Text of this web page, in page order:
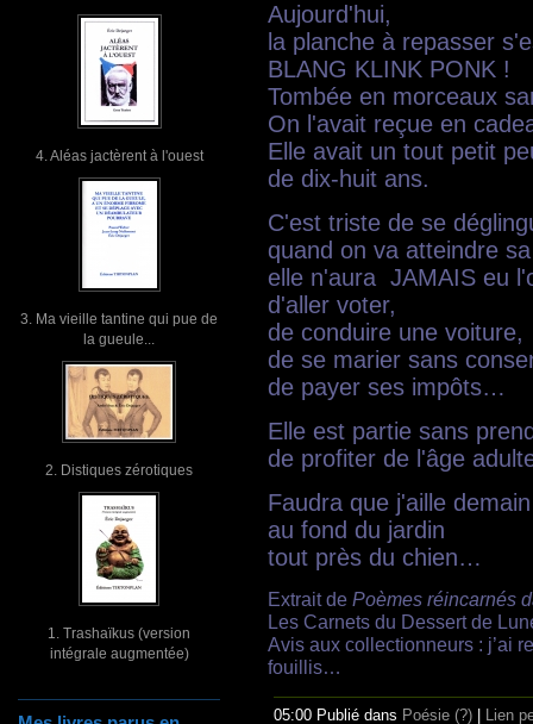
4. Aléas jactèrent à l'ouest
3. Ma vieille tantine qui pue de
la gueule...
2. Distiques zérotiques
1. Trashaïkus (version
intégrale augmentée)
Aujourd'hui,
la planche à repasser
BLANG KLINK PONK !
Tombée en morceaux
On l'avait reçue en
Elle avait un tout petit
de dix-huit ans.
C'est triste de se
quand on va atteindre
elle n'aura JAMAIS eu
d'aller voter,
de conduire une voiture,
de se marier sans
de payer ses impôts…
Elle est partie sans
de profiter de l'âge
Faudra que j'aille
au fond du jardin
tout près du chien…
Extrait de Poèmes réincarnés
Les Carnets du Dessert de
Avis aux collectionneurs : j’ai
fouillis…
05:00 Publié dans Poésie (?) Lien